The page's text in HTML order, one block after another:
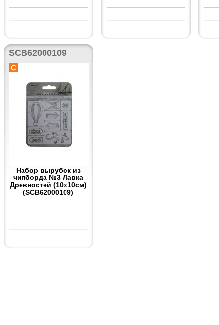
SCB62000109
Набор вырубок из
чипборда №3 Лавка
Древностей (10x10см)
(SCB62000109)